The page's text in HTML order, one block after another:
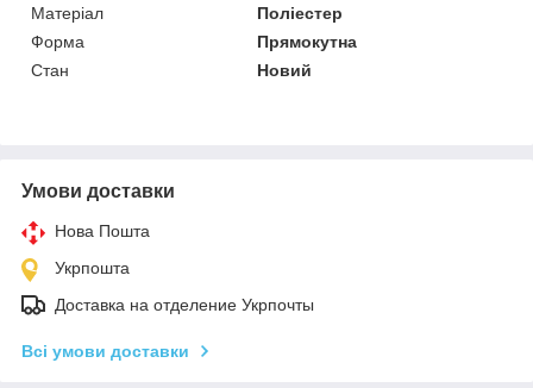
Матеріал
Поліестер
Форма
Прямокутна
Стан
Новий
Умови доставки
Нова Пошта
Укрпошта
Доставка на отделение Укрпочты
Всі умови доставки